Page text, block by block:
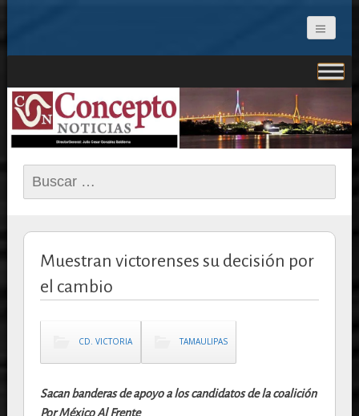
CONCEPTO NOTICIAS
Buscar:
Muestran victorenses su decisión por
el cambio
CD. VICTORIA TAMAULIPAS
Sacan banderas de apoyo a los candidatos de la coalición
Por México Al Frente